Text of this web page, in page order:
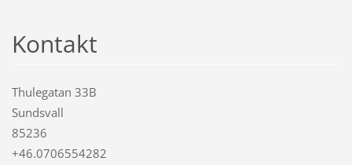
Kontakt
Thulegatan 33B
Sundsvall
85236
+46.0706554282